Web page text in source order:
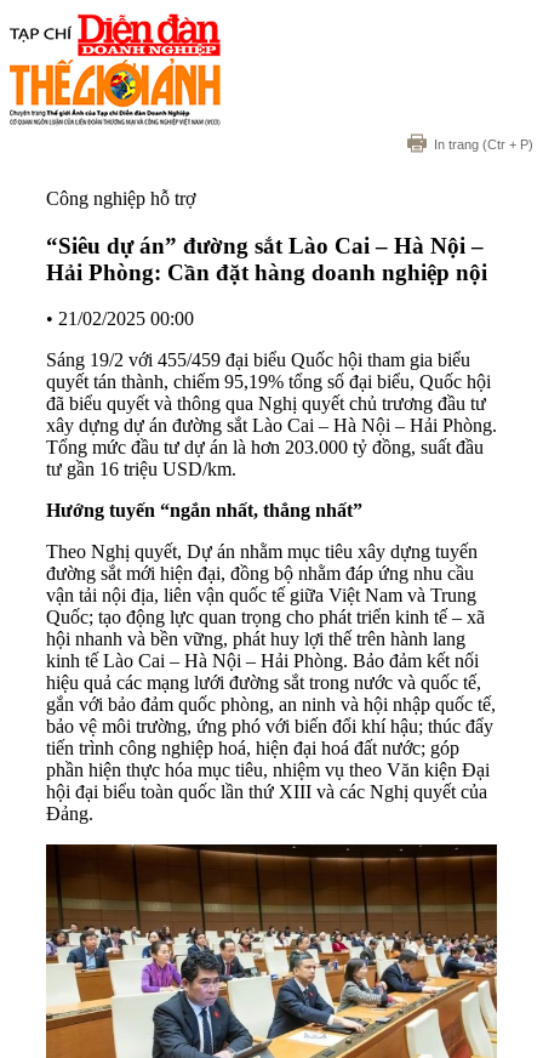
In trang (Ctr + P)
Công nghiệp hỗ trợ
“Siêu dự án” đường sắt Lào Cai – Hà Nội –
Hải Phòng: Cần đặt hàng doanh nghiệp nội
• 21/02/2025 00:00
Sáng 19/2 với 455/459 đại biểu Quốc hội tham gia biểu
quyết tán thành, chiếm 95,19% tổng số đại biểu, Quốc hội
đã biểu quyết và thông qua Nghị quyết chủ trương đầu tư
xây dựng dự án đường sắt Lào Cai – Hà Nội – Hải Phòng.
Tổng mức đầu tư dự án là hơn 203.000 tỷ đồng, suất đầu
tư gần 16 triệu USD/km.
Hướng tuyến “ngắn nhất, thẳng nhất”
Theo Nghị quyết, Dự án nhằm mục tiêu xây dựng tuyến
đường sắt mới hiện đại, đồng bộ nhằm đáp ứng nhu cầu
vận tải nội địa, liên vận quốc tế giữa Việt Nam và Trung
Quốc; tạo động lực quan trọng cho phát triển kinh tế – xã
hội nhanh và bền vững, phát huy lợi thế trên hành lang
kinh tế Lào Cai – Hà Nội – Hải Phòng. Bảo đảm kết nối
hiệu quả các mạng lưới đường sắt trong nước và quốc tế,
gắn với bảo đảm quốc phòng, an ninh và hội nhập quốc tế,
bảo vệ môi trường, ứng phó với biến đổi khí hậu; thúc đẩy
tiến trình công nghiệp hoá, hiện đại hoá đất nước; góp
phần hiện thực hóa mục tiêu, nhiệm vụ theo Văn kiện Đại
hội đại biểu toàn quốc lần thứ XIII và các Nghị quyết của
Đảng.